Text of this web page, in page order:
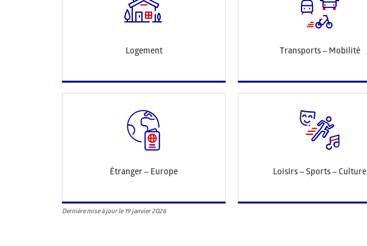
Logement Transports – Mobilité
Étranger – Europe Loisirs – Sports – Culture
Dernière mise à jour le 19 janvier 2026